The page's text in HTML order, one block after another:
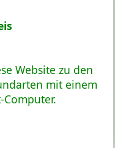
Website zu den
mit einem
Computer.